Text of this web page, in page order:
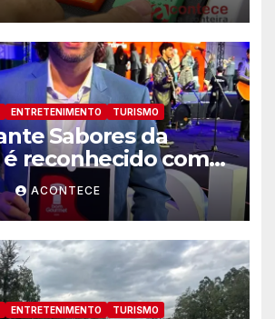
ENTRETENIMENTO TURISMO
Sabores da
reconhecido como
Imperdíveis
Iguaçu
ACONTECE
ENTRETENIMENTO TURISMO